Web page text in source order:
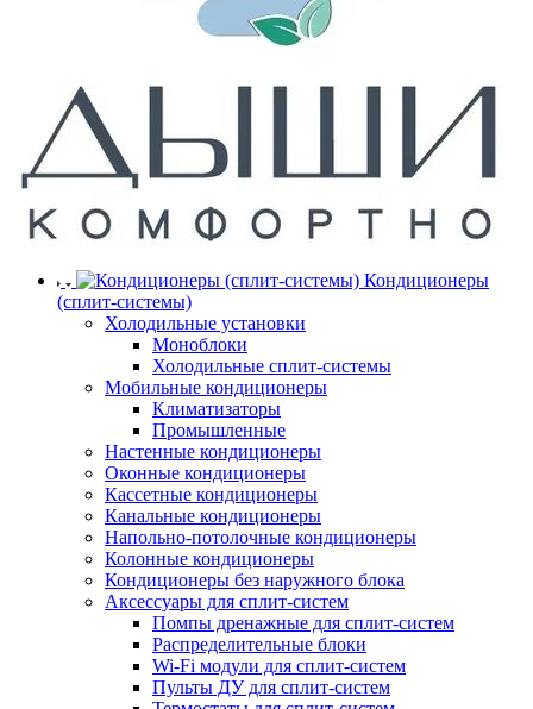
Кондиционеры
(сплит-системы)
Холодильные установки
Моноблоки
Холодильные сплит-системы
Мобильные кондиционеры
Климатизаторы
Промышленные
Настенные кондиционеры
Оконные кондиционеры
Кассетные кондиционеры
Канальные кондиционеры
Напольно-потолочные кондиционеры
Колонные кондиционеры
Кондиционеры без наружного блока
Аксессуары для сплит-систем
Помпы дренажные для сплит-систем
Распределительные блоки
Wi-Fi модули для сплит-систем
Пульты ДУ для сплит-систем